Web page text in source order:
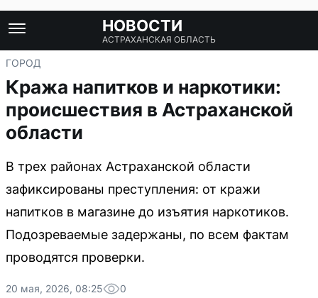
НОВОСТИ
АСТРАХАНСКАЯ ОБЛАСТЬ
ГОРОД
Кража напитков и наркотики:
происшествия в Астраханской
области
В трех районах Астраханской области
зафиксированы преступления: от кражи
напитков в магазине до изъятия наркотиков.
Подозреваемые задержаны, по всем фактам
проводятся проверки.
20 мая, 2026, 08:25 0